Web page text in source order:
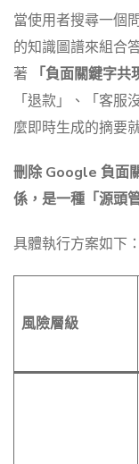
當使用者搜尋一個
的知識圖譜來組合
著
「負面關鍵字共
「退款」、「客
麼即時生成的摘要
刪除 Google 負面
係，是一種「源頭
具體執行方案如下：
風險層級